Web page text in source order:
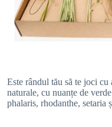
Este rândul tău să te joci
naturale, cu nuanțe de
phalaris, rhodanthe,